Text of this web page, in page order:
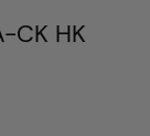
CK HK